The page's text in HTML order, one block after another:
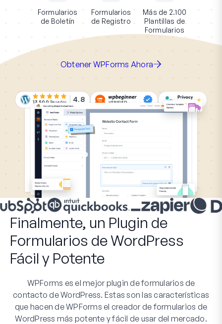
Formularios
de Boletín
Formularios
de Registro
Más de 2.100
Plantillas de
Formularios
Obtener WPForms Ahora
13.500 Reseñas 4.8
Finalmente, un Plugin de
Formularios de WordPress
Fácil y Potente
WPForms es el mejor plugin de formularios de
contacto de WordPress. Estas son las características
que hacen de WPForms el creador de formularios de
WordPress más potente y fácil de usar del mercado.